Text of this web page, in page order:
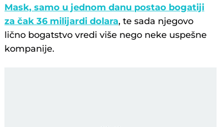
Mask, samo u jednom danu postao bogatiji
za čak 36 milijardi dolara, te sada njegovo
lično bogatstvo vredi više nego neke uspešne
kompanije.